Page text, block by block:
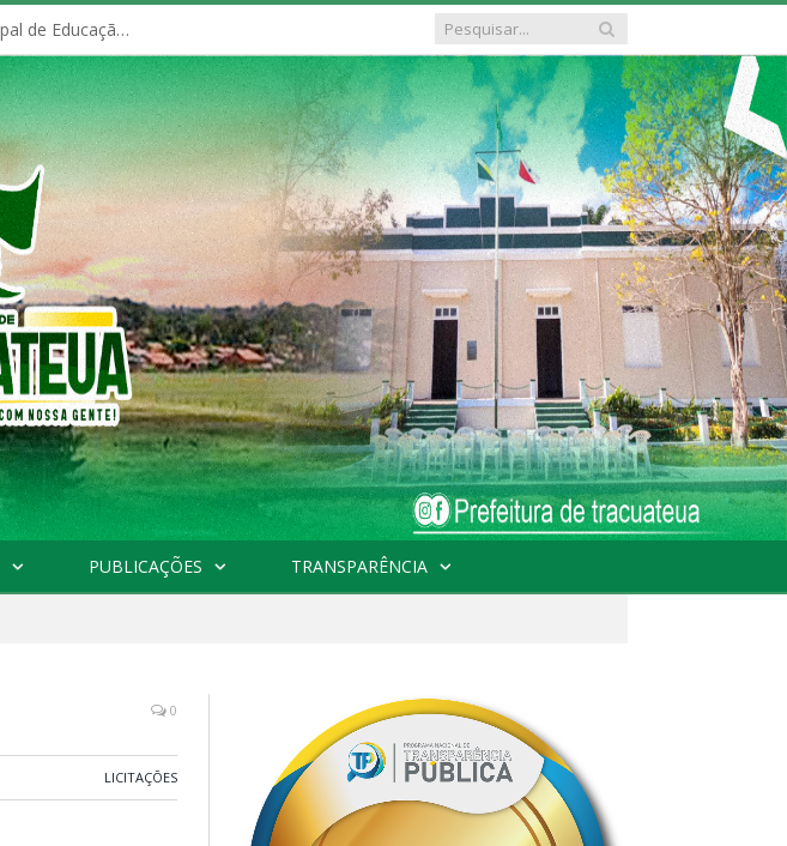
Políticas Municipais aprovadas pelo Conselho Municipal de Educação (CME)
PUBLICAÇÕES TRANSPARÊNCIA
0
LICITAÇÕES